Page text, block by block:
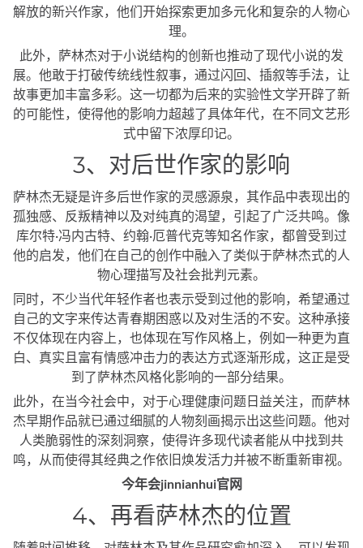
解放的新兴作家，他们开始探索更加多元化和复杂的人物心
理。
此外，萨林杰对于小说结构的创新也推动了现代小说的发
展。他敢于打破传统线性叙事，通过闪回、插叙等手法，让
故事更加丰富多彩。这一切都为后来的实验性文学开辟了新
的可能性，使得他的影响力超越了具体年代，在不同文艺形
式中留下浓厚印记。
3、对后世作家的影响
萨林杰无疑是许多后世作家的灵感源泉，其作品中表现出的
孤独感、反叛精神以及对纯真的渴望，引起了广泛共鸣。像
库尔特·冯内古特、约翰·厄普代克等知名作家，都曾受到过
他的启发，他们在自己的创作中融入了类似于萨林杰式的人
物心理描写及社会批判元素。
同时，不少当代年轻作者也表示受到过他的影响，希望通过
自己的文字来传达青春期困惑以及对生活的不安。这种承接
不仅体现在内容上，也体现在写作风格上，例如一种更为直
白、真实且富有情感冲击力的表达方式逐渐形成，这正是受
到了萨林杰风格化影响的一部分结果。
此外，在当今社会中，对于心理健康问题日益关注，而萨林
杰早期作品就已通过细腻的人物刻画揭示出这些问题。他对
人类脆弱性的深刻洞察，使得许多现代读者能从中找到共
鸣，从而使得其经典之作依旧焕发活力并被不断重新审视。
今年会jinnianhui官网
4、再看萨林杰的位置